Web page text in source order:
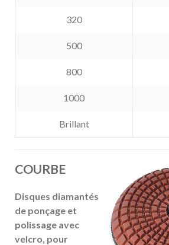
320
500
800
1000
Brillant
COURBE
Disques diamantés
de ponçage et
polissage avec
velcro, pour